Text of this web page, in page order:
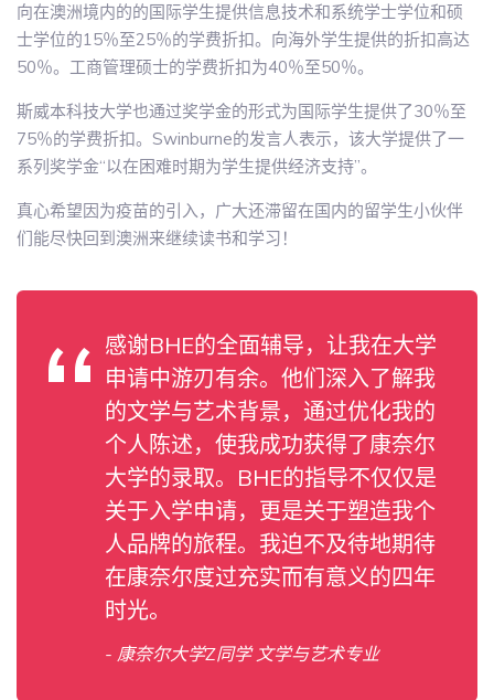
向在澳洲境内的的国际学生提供信息技术和系统学士学位和硕
士学位的15％至25％的学费折扣。向海外学生提供的折扣高达
50％。工商管理硕士的学费折扣为40％至50％。
斯威本科技大学也通过奖学金的形式为国际学生提供了30％至
75％的学费折扣。Swinburne的发言人表示，该大学提供了一
系列奖学金“以在困难时期为学生提供经济支持”。
真心希望因为疫苗的引入，广大还滞留在国内的留学生小伙伴
们能尽快回到澳洲来继续读书和学习！
感谢BHE的全面辅导，让我在大学
申请中游刃有余。他们深入了解我
的文学与艺术背景，通过优化我的
个人陈述，使我成功获得了康奈尔
大学的录取。BHE的指导不仅仅是
关于入学申请，更是关于塑造我个
人品牌的旅程。我迫不及待地期待
在康奈尔度过充实而有意义的四年
时光。
- 康奈尔大学Z同学 文学与艺术专业